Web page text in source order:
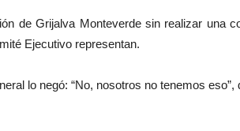
de Grijalva Monteverde sin realizar una
Ejecutivo representan.
lo negó: “No, nosotros no tenemos eso”,